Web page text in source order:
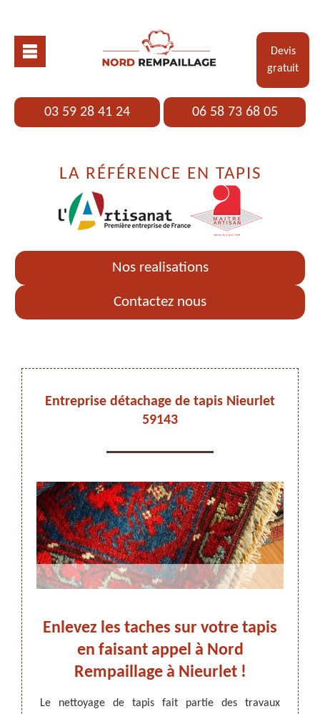
Devis
gratuit
03 59 28 41 24 06 58 73 68 05
LA RÉFÉRENCE EN TAPIS
Nos realisations
Contactez nous
Entreprise détachage de tapis Nieurlet
59143
à
Enlevez les taches sur votre tapis
en faisant appel à Nord
Rempaillage à Nieurlet !
Le nettoyage de tapis fait partie des travaux
Les